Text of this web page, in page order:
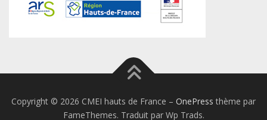
Copyright © 2026 CMEI hauts de France – OnePress thème par
FameThemes. Traduit par Wp Trads.